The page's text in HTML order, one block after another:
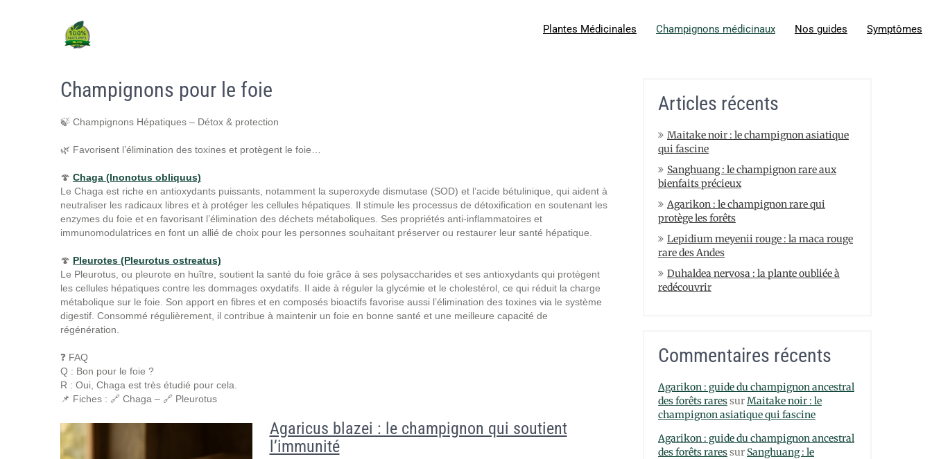
Plantes Médicinales Champignons médicinaux Nos guides Symptômes
Champignons pour le foie
🍃 Champignons Hépatiques – Détox & protection
🌿 Favorisent l’élimination des toxines et protègent le foie…
🍄 Chaga (Inonotus obliquus)
Le Chaga est riche en antioxydants puissants, notamment la superoxyde dismutase (SOD) et l’acide bétulinique, qui aident à
neutraliser les radicaux libres et à protéger les cellules hépatiques. Il stimule les processus de détoxification en soutenant les
enzymes du foie et en favorisant l’élimination des déchets métaboliques. Ses propriétés anti-inflammatoires et
immunomodulatrices en font un allié de choix pour les personnes souhaitant préserver ou restaurer leur santé hépatique.
🍄 Pleurotes (Pleurotus ostreatus)
Le Pleurotus, ou pleurote en huître, soutient la santé du foie grâce à ses polysaccharides et ses antioxydants qui protègent
les cellules hépatiques contre les dommages oxydatifs. Il aide à réguler la glycémie et le cholestérol, ce qui réduit la charge
métabolique sur le foie. Son apport en fibres et en composés bioactifs favorise aussi l’élimination des toxines via le système
digestif. Consommé régulièrement, il contribue à maintenir un foie en bonne santé et une meilleure capacité de
régénération.
❓ FAQ
Q : Bon pour le foie ?
R : Oui, Chaga est très étudié pour cela.
📌 Fiches : 🔗 Chaga – 🔗 Pleurotus
Agaricus blazei : le champignon qui soutient
l’immunité
Articles récents
Maitake noir : le champignon asiatique
qui fascine
Sanghuang : le champignon rare aux
bienfaits précieux
Agarikon : le champignon rare qui
protège les forêts
Lepidium meyenii rouge : la maca rouge
rare des Andes
Duhaldea nervosa : la plante oubliée à
redécouvrir
Commentaires récents
Agarikon : guide du champignon ancestral
des forêts raressurMaitake noir : le
champignon asiatique qui fascine
Agarikon : guide du champignon ancestral
des forêts raressur Sanghuang : le